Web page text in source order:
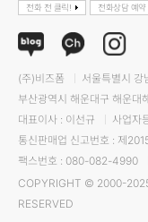
전화 전 클릭! 전화상담 예약
(주)비즈폼
서울특별시
부산광역시 해운대구 해운대
대표이사 : 이선규
사업자
통신판매업 신고번호 : 제
팩스번호 : 080-082-4990
COPYRIGHT © 2000-
RESERVED